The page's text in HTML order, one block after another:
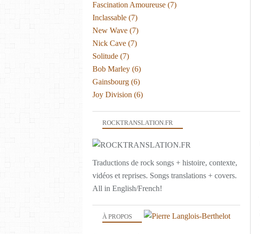
ROCKTRANSLATION.FR
Traductions de rock songs + histoire, contexte,
vidéos et reprises. Songs translations + covers.
All in English/French!
À PROPOS
Fascination Amoureuse (7)
Inclassable (7)
New Wave (7)
Nick Cave (7)
Solitude (7)
Bob Marley (6)
Gainsbourg (6)
Joy Division (6)